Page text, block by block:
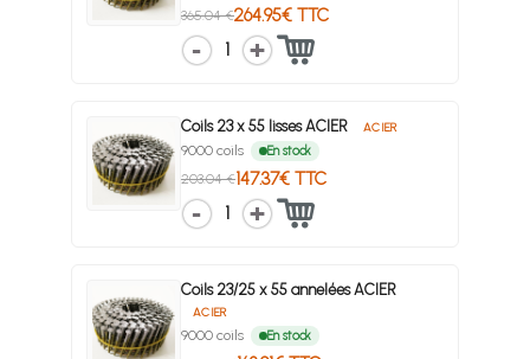
365.04 €264.95€ TTC
1
Coils 23 x 55 lisses ACIER ACIER
9000 coils En stock
203.04 €147.37€ TTC
1
Coils 23/25 x 55 annelées ACIER
ACIER
9000 coils En stock